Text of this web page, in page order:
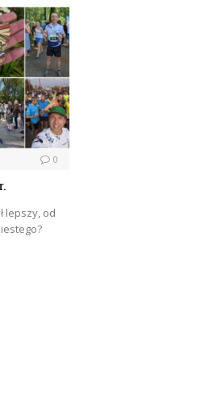
0
lepszy, od